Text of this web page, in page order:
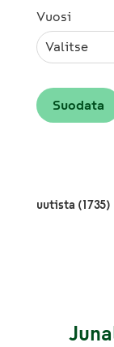
Vuosi
Valitse
uutista (1735)